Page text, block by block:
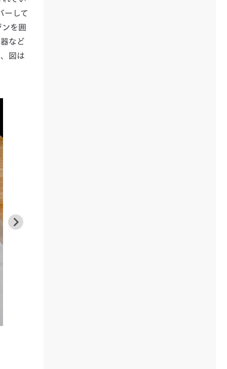
ーして
を囲
など
図は